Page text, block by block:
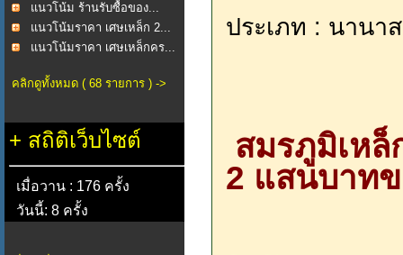
แนวโน้ม ร้านรับซื้อของ...
แนวโน้มราคา เศษเหล็ก 2...
แนวโน้มราคา เศษเหล็กคร...
คลิกดูทั้งหมด ( 68 รายการ ) ->
+ สถิติเว็บไซต์
เมื่อวาน : 176 ครั้ง
วันนี้: 8 ครั้ง
ประเภท : นานา
สมรภูมิเหล็
2 แสนบาท